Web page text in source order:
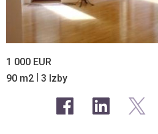
1 000 EUR
90 m2 | 3 Izby